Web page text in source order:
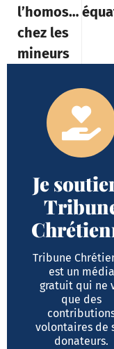
chez les
mineurs
Je
Tribune
est un média
gratuit qui ne
que des
volontaires de
donateurs.